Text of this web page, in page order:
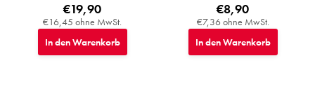
€16,45 ohne MwSt.
€19,90
In den Warenkorb
€7,36 ohne MwSt.
€8,90
In den Warenkorb